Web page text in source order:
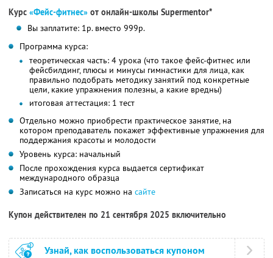
Курс «Фейс-фитнес» от онлайн-школы Supermentor*
Вы заплатите: 1р. вместо 999р.
Программа курса:
теоретическая часть: 4 урока (что такое фейс-фитнес или
фейсбилдинг, плюсы и минусы гимнастики для лица, как
правильно подобрать методику занятий под конкретные
цели, какие упражнения полезны, а какие вредны)
итоговая аттестация: 1 тест
Отдельно можно приобрести практическое занятие, на
котором преподаватель покажет эффективные упражнения для
поддержания красоты и молодости
Уровень курса: начальный
После прохождения курса выдается сертификат
международного образца
Записаться на курс можно на сайте
Купон действителен по 21 сентября 2025 включительно
Узнай, как воспользоваться купоном